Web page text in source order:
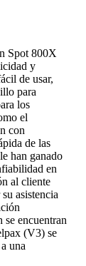
Spot 800X
y
de usar,
para
los
el
con
de las
han ganado
en
al cliente
asistencia
se encuentran
(V3) se
una